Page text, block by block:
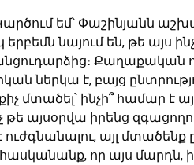
եմ՝ Փաշինյանն
նայում են, թե այս
Քաղաքական
ներկա է, բայց
մտածել՝ ինչի՞ համար է
այսօրվա իրենց
այլ մտածենք
որ այս մարդն,